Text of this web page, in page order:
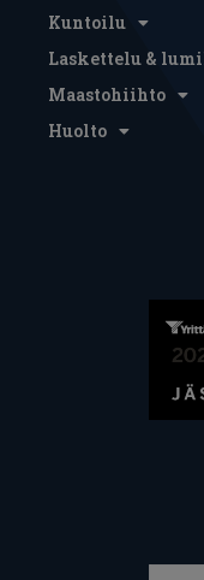
Kuntoilu
Laskettelu &
Maastohiihto
Huolto